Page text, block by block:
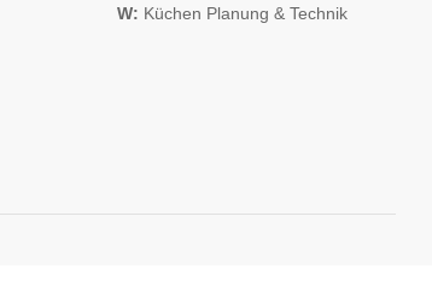
W: Küchen Planung & Technik